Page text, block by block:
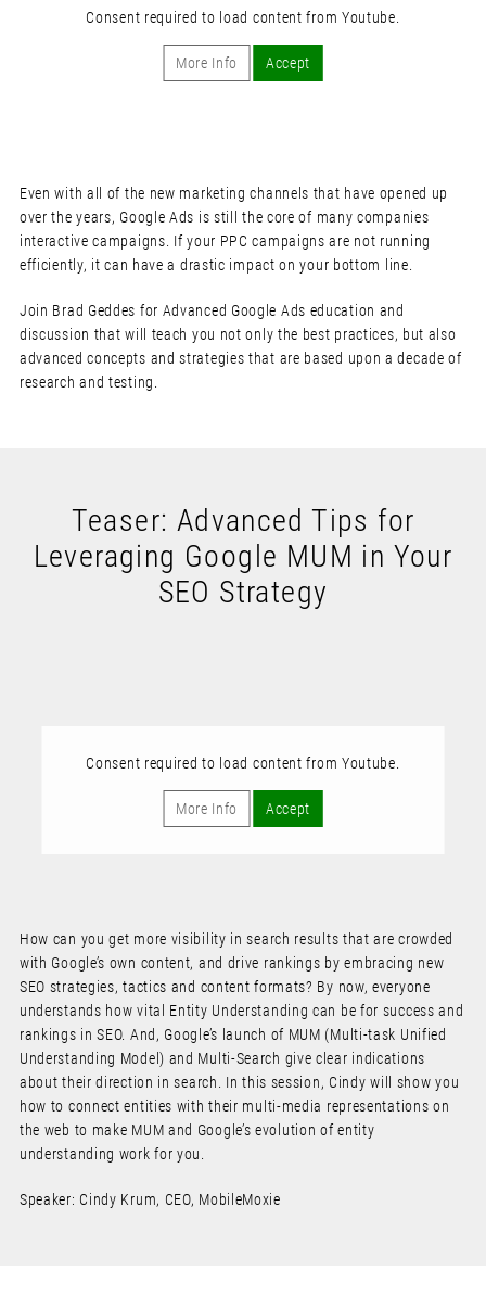
Consent required to load content from Youtube.
More Info Accept
Even with all of the new marketing channels that have opened up
over the years, Google Ads is still the core of many companies
interactive campaigns. If your PPC campaigns are not running
efficiently, it can have a drastic impact on your bottom line.
Join Brad Geddes for Advanced Google Ads education and
discussion that will teach you not only the best practices, but also
advanced concepts and strategies that are based upon a decade of
research and testing.
Teaser: Advanced Tips for
Leveraging Google MUM in Your
SEO Strategy
Consent required to load content from Youtube.
More Info Accept
How can you get more visibility in search results that are crowded
with Google’s own content, and drive rankings by embracing new
SEO strategies, tactics and content formats? By now, everyone
understands how vital Entity Understanding can be for success and
rankings in SEO. And, Google’s launch of MUM (Multi-task Unified
Understanding Model) and Multi-Search give clear indications
about their direction in search. In this session, Cindy will show you
how to connect entities with their multi-media representations on
the web to make MUM and Google’s evolution of entity
understanding work for you.
Speaker: Cindy Krum, CEO, MobileMoxie